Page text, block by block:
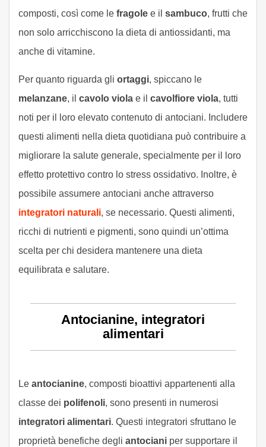
composti, così come le fragole e il sambuco, frutti che
non solo arricchiscono la dieta di antiossidanti, ma
anche di vitamine.
Per quanto riguarda gli ortaggi, spiccano le
melanzane, il cavolo viola e il cavolfiore viola, tutti
noti per il loro elevato contenuto di antociani. Includere
questi alimenti nella dieta quotidiana può contribuire a
migliorare la salute generale, specialmente per il loro
effetto protettivo contro lo stress ossidativo. Inoltre, è
possibile assumere antociani anche attraverso
integratori naturali, se necessario. Questi alimenti,
ricchi di nutrienti e pigmenti, sono quindi un’ottima
scelta per chi desidera mantenere una dieta
equilibrata e salutare.
Antocianine, integratori
alimentari
Le antocianine, composti bioattivi appartenenti alla
classe dei polifenoli, sono presenti in numerosi
integratori alimentari. Questi integratori sfruttano le
proprietà benefiche degli antociani per supportare il